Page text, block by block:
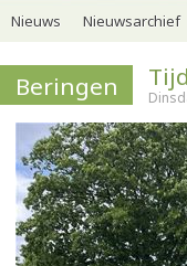
Nieuws Nieuwsarchief
Beringen